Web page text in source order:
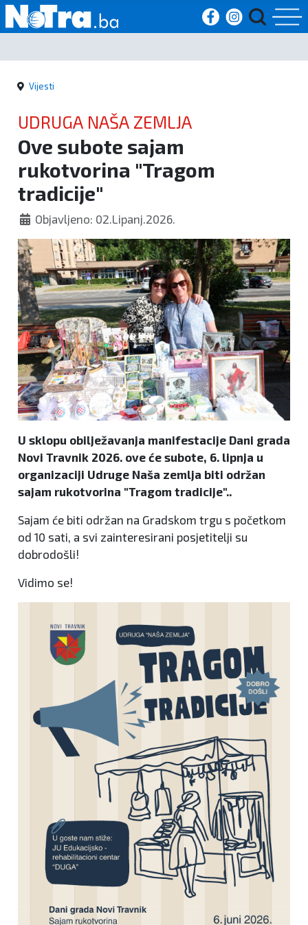
Početna
Vijesti
Sport
Kultura
Crna
kronika
Politika
Zanimljivosti
Vijesti
UDRUGA NAŠA ZEMLJA
Ove subote sajam
rukotvorina "Tragom
tradicije"
Objavljeno: 02.Lipanj.2026.
U sklopu obilježavanja manifestacije Dani grada
Novi Travnik 2026. ove će subote, 6. lipnja u
organizaciji Udruge Naša zemlja biti održan
sajam rukotvorina "Tragom tradicije"..
Sajam će biti održan na Gradskom trgu s početkom
od 10 sati, a svi zainteresirani posjetitelji su
dobrodošli!
Vidimo se!